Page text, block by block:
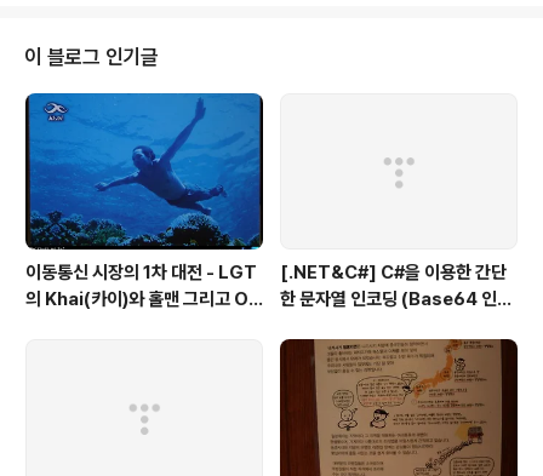
sponse.Redirect 보다 Server.Transfer 를 사용해라. 가장 적합한 서버
컨트롤을 사용해라...
이 블로그 인기글
이동통신 시장의 1차 대전 - LGT
의 Khai(카이)와 홀맨 그리고 OZ
[.NET&C#] C#을 이용한 간단
한 문자열 인코딩 (Base64 인코